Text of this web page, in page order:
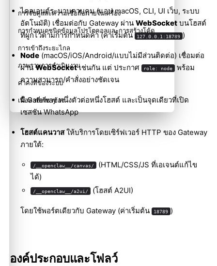
ไคลเอนต์ระนาบควบคุม (แอป macOS, CLI, UI เว็บ, ระบบ
อัตโนมัติ) เชื่อมต่อกับ Gateway ผ่าน WebSocketบนโฮสต์
ที่ผูกไว้ตามการกำหนดค่า (ค่าเริ่มต้น
127.0.0.1:18789 )
Node(macOS/iOS/Android/แบบไม่มีส่วนติดต่อ) เชื่อมต่อ
ผ่านWebSocketเช่นกัน แต่ ประกาศ role: node
พร้อม
ความสามารถ/คำสั่งอย่างชัดเจน
มี Gateway หนึ่งตัวต่อหนึ่งโฮสต์ และเป็นจุดเดียวที่เปิด
เซสชัน WhatsApp
โฮสต์แคนวาสให้บริการโดยเซิร์ฟเวอร์ HTTP ของ Gateway
ภายใต้:
/__openclaw__/canvas/ (HTML/CSS/JS ที่เอเจนต์แก้ไข
ได้)
/__openclaw__/a2ui/ (โฮสต์ A2UI)
โดยใช้พอร์ตเดียวกับ Gateway (ค่าเริ่มต้น 18789 )
องค์ประกอบและโฟลว์
การจับคู่และความเชื่อถือภายในเครื่อง
การกำหนดชนิดข้อมูลโปรโตคอลและการสร้างโค้ด
การเข้าถึงระยะไกล
ภาพรวมการดำเนินงาน
ค่าคงที่ของระบบ
เนื้อหาที่เกี่ยวข้อง